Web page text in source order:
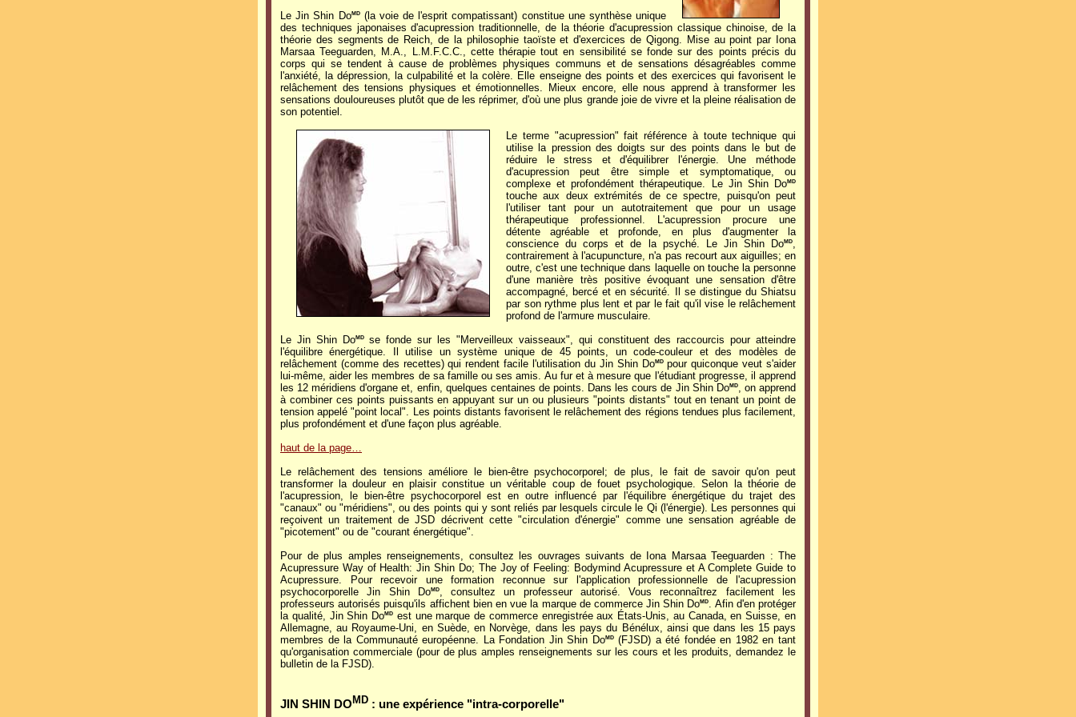
Le Jin Shin Do MD(la voie de l'esprit compatissant) constitue une synthèse unique
des techniques japonaises d'acupression traditionnelle, de la théorie d'acupression classique chinoise, de la
théorie des segments de Reich, de la philosophie taoïste et d'exercices de Qigong. Mise au point par Iona
Marsaa Teeguarden, M.A., L.M.F.C.C., cette thérapie tout en sensibilité se fonde sur des points précis du
corps qui se tendent à cause de problèmes physiques communs et de sensations désagréables comme
l'anxiété, la dépression, la culpabilité et la colère. Elle enseigne des points et des exercices qui favorisent le
relâchement des tensions physiques et émotionnelles. Mieux encore, elle nous apprend à transformer les
sensations douloureuses plutôt que de les réprimer, d'où une plus grande joie de vivre et la pleine réalisation de
son potentiel.
Le terme "acupression" fait référence à toute technique qui
utilise la pression des doigts sur des points dans le but de
réduire le stress et d'équilibrer l'énergie. Une méthode
d'acupression peut être simple et symptomatique, ou
complexe et profondément thérapeutique. Le Jin Shin DoMD
touche aux deux extrémités de ce spectre, puisqu'on peut
l'utiliser tant pour un autotraitement que pour un usage
thérapeutique professionnel. L'acupression procure une
détente agréable et profonde, en plus d'augmenter la
conscience du corps et de la psyché. Le Jin Shin DoMD,
contrairement à l'acupuncture, n'a pas recourt aux aiguilles; en
outre, c'est une technique dans laquelle on touche la personne
d'une manière très positive évoquant une sensation d'être
accompagné, bercé et en sécurité. Il se distingue du Shiatsu
par son rythme plus lent et par le fait qu'il vise le relâchement
profond de l'armure musculaire.
Le Jin Shin DoMDse fonde sur les "Merveilleux vaisseaux", qui constituent des raccourcis pour atteindre
l'équilibre énergétique. Il utilise un système unique de 45 points, un code-couleur et des modèles de
relâchement (comme des recettes) qui rendent facile l'utilisation du Jin Shin Do MDpour quiconque veut s'aider
lui-même, aider les membres de sa famille ou ses amis. Au fur et à mesure que l'étudiant progresse, il apprend
les 12 méridiens d'organe et, enfin, quelques centaines de points. Dans les cours de Jin Shin DoMD, on apprend
à combiner ces points puissants en appuyant sur un ou plusieurs "points distants" tout en tenant un point de
tension appelé "point local". Les points distants favorisent le relâchement des régions tendues plus facilement,
plus profondément et d'une façon plus agréable.
haut de la page…
Le relâchement des tensions améliore le bien-être psychocorporel; de plus, le fait de savoir qu'on peut
transformer la douleur en plaisir constitue un véritable coup de fouet psychologique. Selon la théorie de
l'acupression, le bien-être psychocorporel est en outre influencé par l'équilibre énergétique du trajet des
"canaux" ou "méridiens", ou des points qui y sont reliés par lesquels circule le Qi (l'énergie). Les personnes qui
reçoivent un traitement de JSD décrivent cette "circulation d'énergie" comme une sensation agréable de
"picotement" ou de "courant énergétique".
Pour de plus amples renseignements, consultez les ouvrages suivants de Iona Marsaa Teeguarden : The
Acupressure Way of Health: Jin Shin Do; The Joy of Feeling: Bodymind Acupressure et A Complete Guide to
Acupressure. Pour recevoir une formation reconnue sur l'application professionnelle de l'acupression
psychocorporelle Jin Shin DoMD, consultez un professeur autorisé. Vous reconnaîtrez facilement les
professeurs autorisés puisqu'ils affichent bien en vue la marque de commerce Jin Shin DoMD. Afin d'en protéger
la qualité, Jin Shin DoMD
est une marque de commerce enregistrée aux États-Unis, au Canada, en Suisse, en
Allemagne, au Royaume-Uni, en Suède, en Norvège, dans les pays du Bénélux, ainsi que dans les 15 pays
membres de la Communauté européenne. La Fondation Jin Shin DoMD(FJSD) a été fondée en 1982 en tant
qu'organisation commerciale (pour de plus amples renseignements sur les cours et les produits, demandez le
bulletin de la FJSD).
JIN SHIN DO MD : une expérience "intra-corporelle"